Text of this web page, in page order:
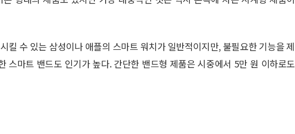
킬 수 있는 삼성이나 애플의 스마트 워치가 일반적이지만, 불필요한 기능을 제
스마트 밴드도 인기가 높다. 간단한 밴드형 제품은 시중에서 5만 원 이하로도